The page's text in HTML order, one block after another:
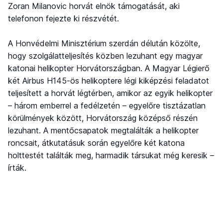
Zoran Milanovic horvát elnök támogatását, aki
telefonon fejezte ki részvétét.
A Honvédelmi Minisztérium szerdán délután közölte,
hogy szolgálatteljesítés közben lezuhant egy magyar
katonai helikopter Horvátországban. A Magyar Légierő
két Airbus H145-ös helikoptere légi kiképzési feladatot
teljesített a horvát légtérben, amikor az egyik helikopter
– három emberrel a fedélzetén – egyelőre tisztázatlan
körülmények között, Horvátország középső részén
lezuhant. A mentőcsapatok megtalálták a helikopter
roncsait, átkutatásuk során egyelőre két katona
holttestét találták meg, harmadik társukat még keresik –
írták.